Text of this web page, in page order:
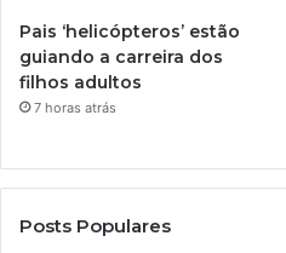
Pais ‘helicópteros’ estão
guiando a carreira dos
filhos adultos
7 horas atrás
Posts Populares